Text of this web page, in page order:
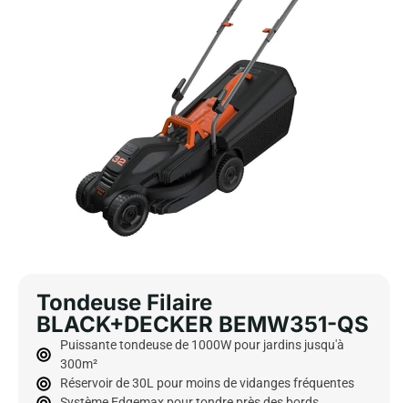
Tondeuse Filaire
BLACK+DECKER BEMW351-QS
Puissante tondeuse de 1000W pour jardins jusqu'à
300m²
Réservoir de 30L pour moins de vidanges fréquentes